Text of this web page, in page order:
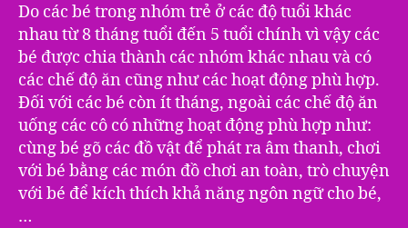
Do các bé trong nhóm trẻ ở các độ tuổi khác
nhau từ 8 tháng tuổi đến 5 tuổi chính vì vậy các
bé được chia thành các nhóm khác nhau và có
các chế độ ăn cũng như các hoạt động phù hợp.
Đối với các bé còn ít tháng, ngoài các chế độ ăn
uống các cô có những hoạt động phù hợp như:
cùng bé gõ các đồ vật để phát ra âm thanh, chơi
với bé bằng các món đồ chơi an toàn, trò chuyện
với bé để kích thích khả năng ngôn ngữ cho bé,
…